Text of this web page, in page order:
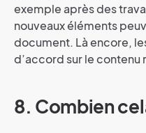
exemple après des
nouveaux éléments
document. Là encore,
d’accord sur le
8. Combien